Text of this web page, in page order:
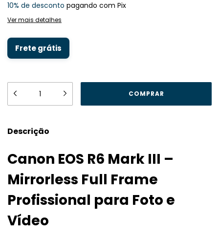
10% de desconto pagando com Pix
Ver mais detalhes
Frete grátis
Descrição
Canon EOS R6 Mark III –
Mirrorless Full Frame
Profissional para Foto e
Vídeo